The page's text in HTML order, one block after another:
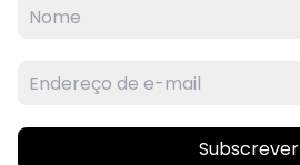
Subscrever